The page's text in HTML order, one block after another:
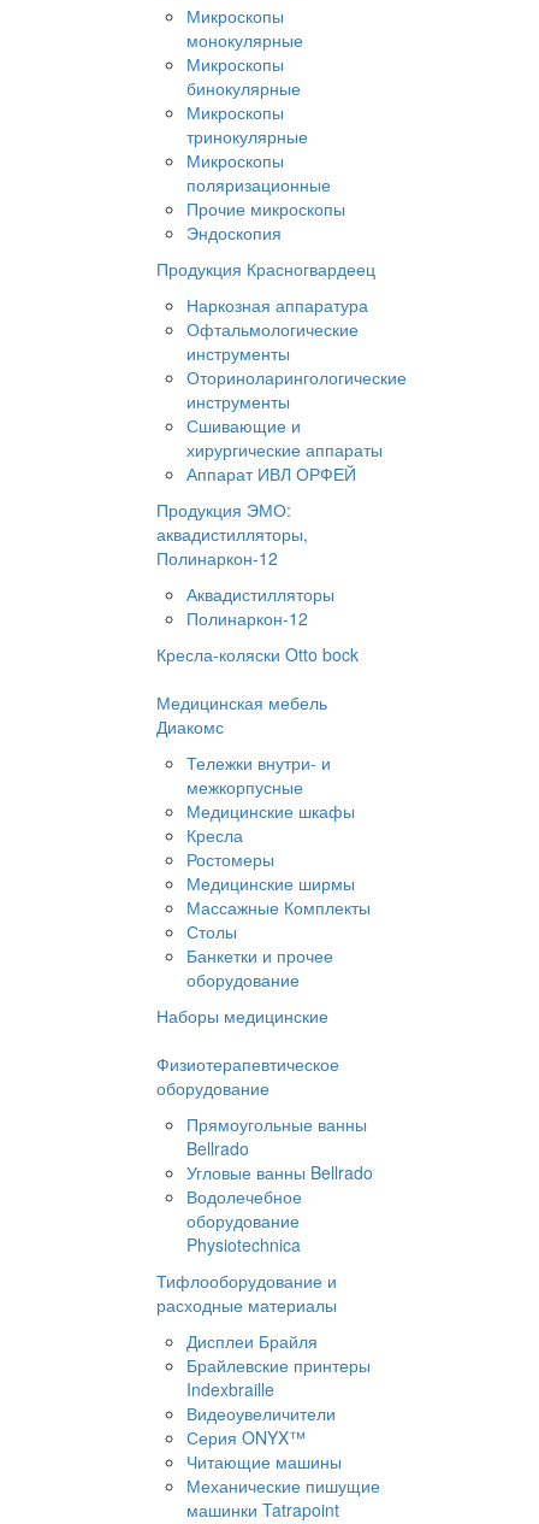
Микроскопы
монокулярные
Микроскопы
бинокулярные
Микроскопы
тринокулярные
Микроскопы
поляризационные
Прочие микроскопы
Эндоскопия
Продукция Красногвардеец
Наркозная аппаратура
Офтальмологические
инструменты
Оториноларингологические
инструменты
Сшивающие и
хирургические аппараты
Аппарат ИВЛ ОРФЕЙ
Продукция ЭМО:
аквадистилляторы,
Полинаркон-12
Аквадистилляторы
Полинаркон-12
Кресла-коляски Otto bock
Медицинская мебель
Диакомс
Тележки внутри- и
межкорпусные
Медицинские шкафы
Кресла
Ростомеры
Медицинские ширмы
Массажные Комплекты
Столы
Банкетки и прочее
оборудование
Наборы медицинские
Физиотерапевтическое
оборудование
Прямоугольные ванны
Bellrado
Угловые ванны Bellrado
Водолечебное
оборудование
Physiotechnica
Тифлооборудование и
расходные материалы
Дисплеи Брайля
Брайлевские принтеры
Indexbraille
Видеоувеличители
Серия ONYX™
Читающие машины
Механические пишущие
машинки Tatrapoint